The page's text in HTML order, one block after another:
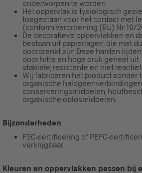
onderworpen te worden.
Het oppervlak is fysiologisch
toegestaan voor het contact met
(conform Verordening (EU) Nr. 10/
De decoratieve oppervlakken en
bestaan uit papierlagen, die met
doordrenkt zijn.Deze harden
door hitte en hoge druk geheel
stabiele, resistente en niet
Wij fabriceren het product zonder
organische
conserveringsmiddelen,
organische oplosmiddelen.
Bijzonderheden
FSC-certificering of PEFC-
verkrijgbaar.
Kleuren en oppervlakken passen bij